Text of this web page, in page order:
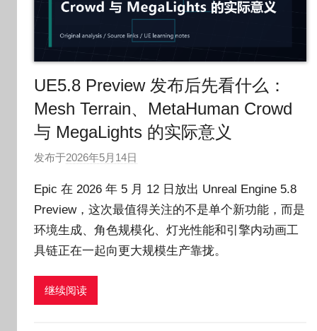
UE5.8 Preview 发布后先看什么：
Mesh Terrain、MetaHuman Crowd
与 MegaLights 的实际意义
发布于2026年5月14日
:
O
k
g
Epic 在 2026 年 5 月 12 日放出 Unreal Engine 5.8
Preview，这次最值得关注的不是单个新功能，而是
环境生成、角色规模化、灯光性能和引擎内动画工
具链正在一起向更大规模生产靠拢。
继续阅读